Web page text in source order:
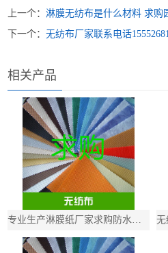
上一个：淋膜无纺布是什么材料 求购‌
下一个：无纺布厂家联系电话
相关产品
专业生产淋膜纸厂家求购防水复合无纺布